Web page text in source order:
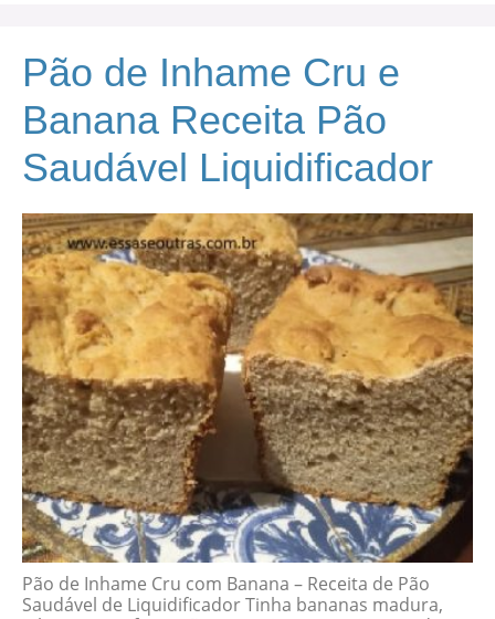
Pão de Inhame Cru e
Banana Receita Pão
Saudável Liquidificador
Pão de Inhame Cru com Banana – Receita de Pão
Saudável de Liquidificador Tinha bananas madura,